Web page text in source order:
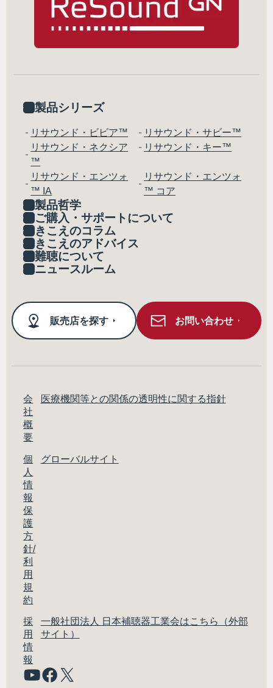
製品シリーズ
リサウンド・ビビア™
リサウンド・サビー™
リサウンド・ネクシア
™
リサウンド・キー™
リサウンド・エンツォ
™ IA
リサウンド・エンツォ
™ コア
製品哲学
ご購入・サポートについて
きこえのコラム
きこえのアドバイス
難聴について
ニュースルーム
販売店を探す お問い合わせ
会
社
概
要
医療機関等との関係の透明性に関する指針
個
人
情
報
保
護
方
針/
利
用
規
約
グローバルサイト
採
用
情
報
一般社団法人 日本補聴器工業会はこちら（外部
サイト）